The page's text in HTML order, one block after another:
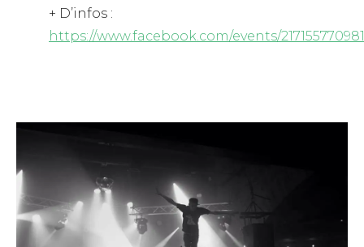
+ D’infos :
https://www.facebook.com/events/